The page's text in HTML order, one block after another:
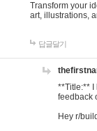
Transform your
art, illustrations,
답글달기
**Title:** I
feedback
Hey r/